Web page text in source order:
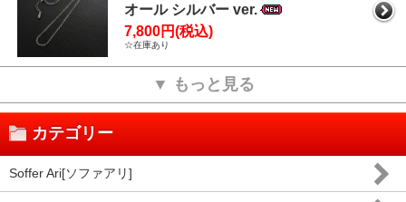
オール シルバー ver.
7,800円(税込)
☆在庫あり
▼ もっと見る
カテゴリー
Soffer Ari[ソファアリ]